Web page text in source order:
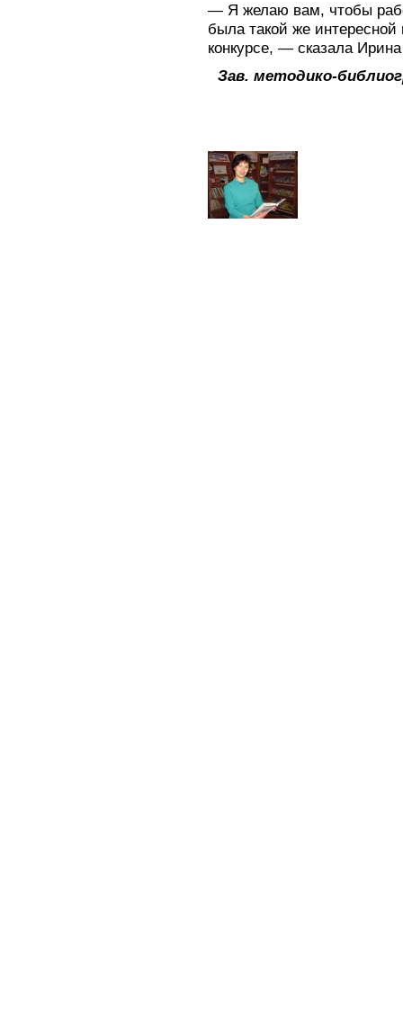
— Я желаю вам, чтобы
была такой же интересной
конкурсе, — сказала
Зав. методико-